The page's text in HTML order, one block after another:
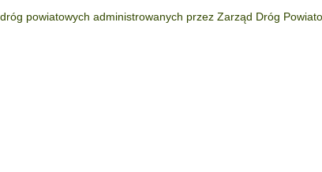
powiatowych administrowanych przez Zarząd Dróg